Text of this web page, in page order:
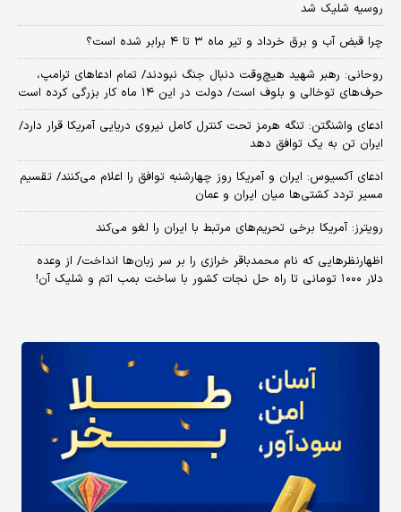
روسیه شلیک شد
چرا قبض آب و برق خرداد و تیر ماه ۳ تا ۴ برابر شده است؟
روحانی: رهبر شهید هیچ‌وقت دنبال جنگ نبودند/ تمام ادعاهای ترامپ،
حرف‌های توخالی و بلوف است/ دولت در این ۱۴ ماه کار بزرگی کرده است
ادعای واشنگتن: تنگه هرمز تحت کنترل کامل نیروی دریایی آمریکا قرار دارد/
ایران تن به یک توافق دهد
ادعای آکسیوس: ایران و آمریکا روز چهارشنبه توافق را اعلام می‌کنند/ تقسیم
مسیر تردد کشتی‌ها میان ایران و عمان
رویترز: آمریکا برخی تحریم‌های مرتبط با ایران را لغو می‌کند
اظهارنظرهایی که نام محمدباقر خرازی را بر سر زبان‌ها انداخت/ از وعده
دلار ۱۰۰۰ تومانی تا راه حل نجات کشور با ساخت بمب اتم و شلیک آن!